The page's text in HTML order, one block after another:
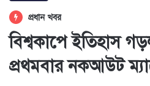
প্রধান খবর
বিশ্বকাপে ইতিহাস
প্রথমবার নকআউট